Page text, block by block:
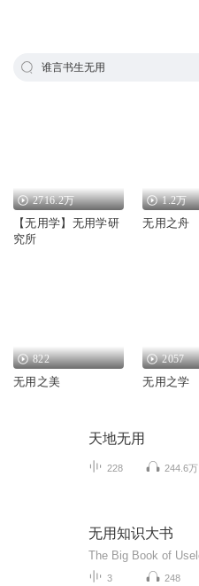
谁言书生无用
2716.2万
【无用学】无用学研
究所
1.2万
无用之舟
822
无用之美
2057
无用之学
天地无用
228 244.6万
无用知识大书
3 248